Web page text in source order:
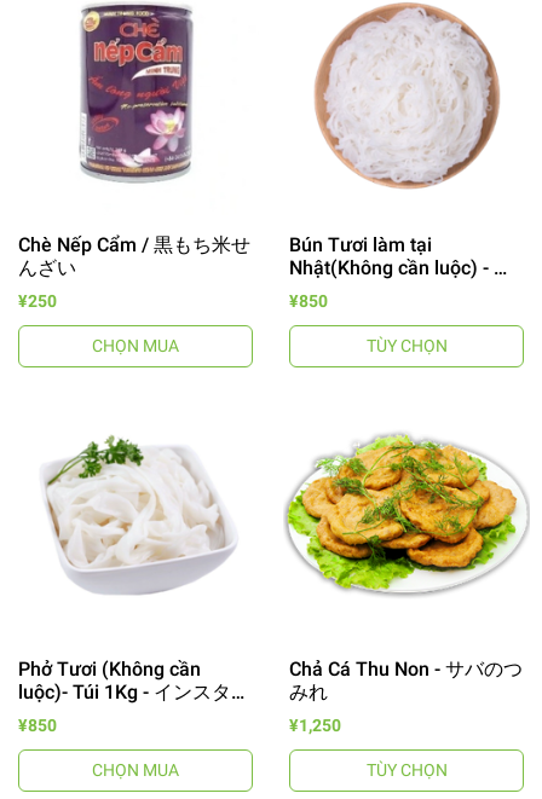
Chè Nếp Cẩm / 黒もち米せ
んざい
¥250
CHỌN MUA
Bún Tươi làm tại
Nhật(Không cần luộc) - イ
ンスタントライスヌード
Túi 1Kg
¥850
TÙY CHỌN
Phở Tươi (Không cần
luộc)- Túi 1Kg - インスタン
ト フォーヌード
¥850
CHỌN MUA
Chả Cá Thu Non - サバのつ
みれ
¥1,250
TÙY CHỌN